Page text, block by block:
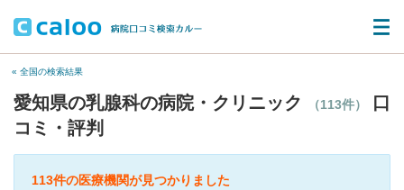
« 全国の検索結果
愛知県の乳腺科の病院・クリニック （113件）
口
コミ・評判
113件の医療機関が見つかりました